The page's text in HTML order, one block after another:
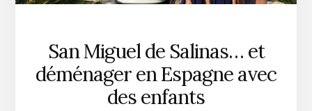
San Miguel de Salinas… et
déménager en Espagne avec
des enfants